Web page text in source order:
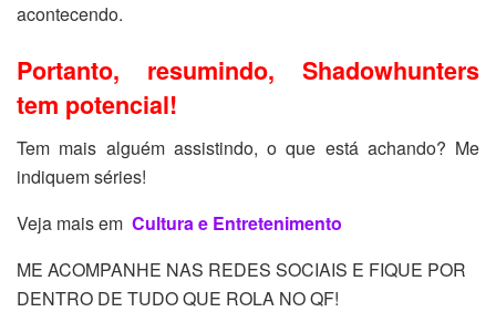
acontecendo.
Portanto, resumindo, Shadowhunters
tem potencial!
Tem mais alguém assistindo, o que está achando? Me
indiquem séries!
Veja mais em Cultura e Entretenimento
ME ACOMPANHE NAS REDES SOCIAIS E FIQUE POR
DENTRO DE TUDO QUE ROLA NO QF!